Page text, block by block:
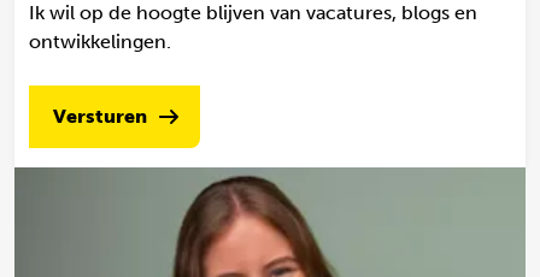
Ik wil op de hoogte blijven van vacatures, blogs en
ontwikkelingen.
Versturen